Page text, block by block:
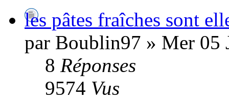
les pâtes fraîches sont
par Boublin97 » Mer 05
8 Réponses
9574 Vus